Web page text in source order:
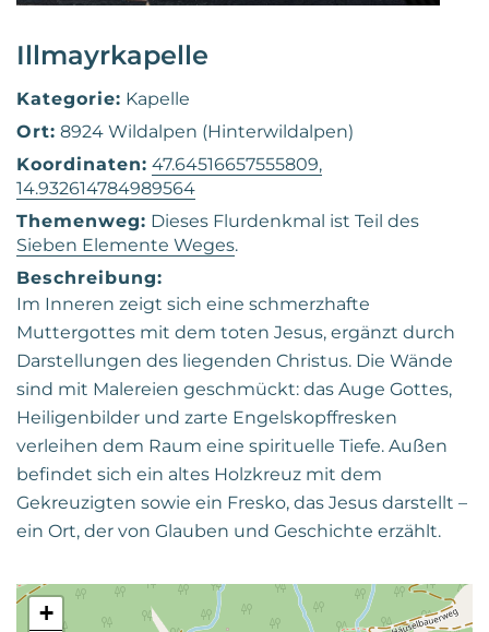
Illmayrkapelle
Kategorie: Kapelle
Ort: 8924 Wildalpen (Hinterwildalpen)
Koordinaten: 47.64516657555809,
14.932614784989564
Themenweg: Dieses Flurdenkmal ist Teil des
Sieben Elemente Weges.
Beschreibung:
Im Inneren zeigt sich eine schmerzhafte
Muttergottes mit dem toten Jesus, ergänzt durch
Darstellungen des liegenden Christus. Die Wände
sind mit Malereien geschmückt: das Auge Gottes,
Heiligenbilder und zarte Engelskopffresken
verleihen dem Raum eine spirituelle Tiefe. Außen
befindet sich ein altes Holzkreuz mit dem
Gekreuzigten sowie ein Fresko, das Jesus darstellt –
ein Ort, der von Glauben und Geschichte erzählt.
+